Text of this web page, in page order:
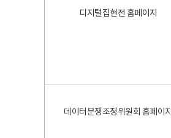
디지털집현전 홈페이지
데이터분쟁조정위원회 홈페이지